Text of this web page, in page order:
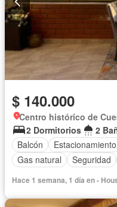
$ 140.000
Centro histórico de
2 Dormitorios
2
Balcón
Estacionamiento
Gas natural
Seguridad
Hace 1 semana, 1 día en -